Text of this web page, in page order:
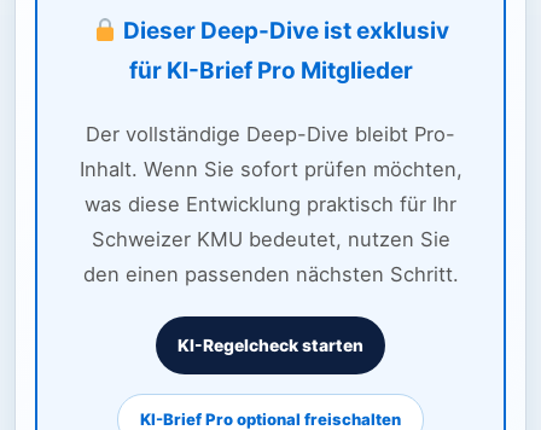
Dieser Deep-Dive ist exklusiv
für KI-Brief Pro Mitglieder
Der vollständige Deep-Dive bleibt Pro-
Inhalt. Wenn Sie sofort prüfen möchten,
was diese Entwicklung praktisch für Ihr
Schweizer KMU bedeutet, nutzen Sie
den einen passenden nächsten Schritt.
KI-Regelcheck starten
KI-Brief Pro optional freischalten